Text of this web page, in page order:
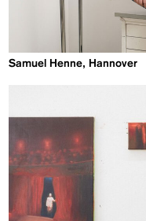
Samuel Henne, Hannover